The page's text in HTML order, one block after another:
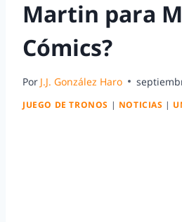
Martin para
Cómics?
Por J.J. González Haro
JUEGO DE TRONOS | NOTICIAS |